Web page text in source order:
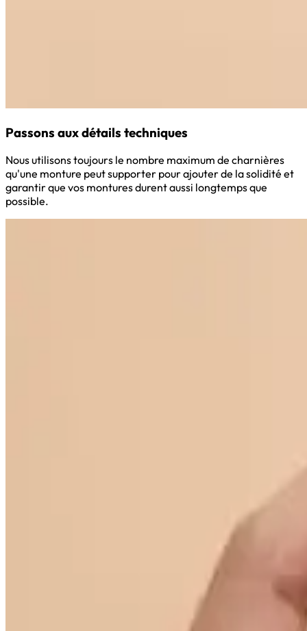
Passons aux détails techniques
Nous utilisons toujours le nombre maximum de charnières
qu'une monture peut supporter pour ajouter de la solidité et
garantir que vos montures durent aussi longtemps que
possible.